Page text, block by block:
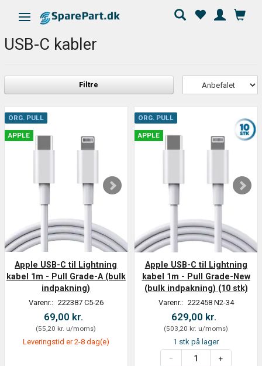
Skifte navigation
USB-C kabler
Filtre
ORG. PULL
APPLE
Apple USB-C til Lightning
kabel 1m - Pull Grade-A (bulk
indpakning)
Varenr.: 222387 C5-26
69,00 kr.
(55,20 kr. u/moms)
Leveringstid er 2-8 dag(e)
ORG. PULL
APPLE
Apple USB-C til Lightning
kabel 1m - Pull Grade-New
(bulk indpakning) (10 stk)
Varenr.: 222458 N2-34
629,00 kr.
(503,20 kr. u/moms)
1 stk på lager